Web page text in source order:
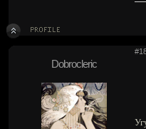
Dobrocleric